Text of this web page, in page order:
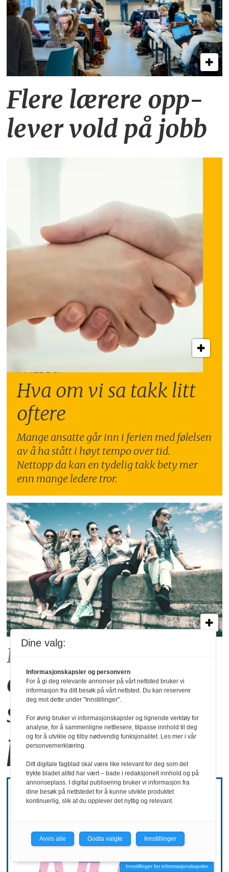
Flere lærere opp­
lever vold på jobb
INNLEGG:
Hva om vi sa takk litt
oftere
Mange ansatte går inn i ferien med følelsen
av å ha stått i høyt tempo over tid.
Nettopp da kan en tydelig takk bety mer
enn mange ledere tror.
Rapport:
en generasjon
som ønsker å stå
på egne bein
Innstillinger for informasjonskapsler
Dine valg:
Informasjonskapsler og personvern
For å gi deg relevante annonser på vårt nettsted bruker vi
informasjon fra ditt besøk på vårt nettsted. Du kan reservere
deg mot dette under "Innstillinger".
For øvrig bruker vi informasjonskapsler og lignende verktøy for
analyse, for å sammenligne nettlesere, tilpasse innhold til deg
og for å utvikle og tilby nødvendig funksjonalitet. Les mer i vår
personvernerklæring.
Ditt digitale fagblad skal være like relevant for deg som det
trykte bladet alltid har vært – bade i redaksjonelt innhold og på
annonseplass. I digital publisering bruker vi informasjon fra
dine besøk på nettstedet for å kunne utvikle produktet
kontinuerlig, slik at du opplever det nyttig og relevant.
Avvis alle Godta valgte Innstillinger